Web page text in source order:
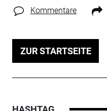
Kommentare
ZUR STARTSEITE